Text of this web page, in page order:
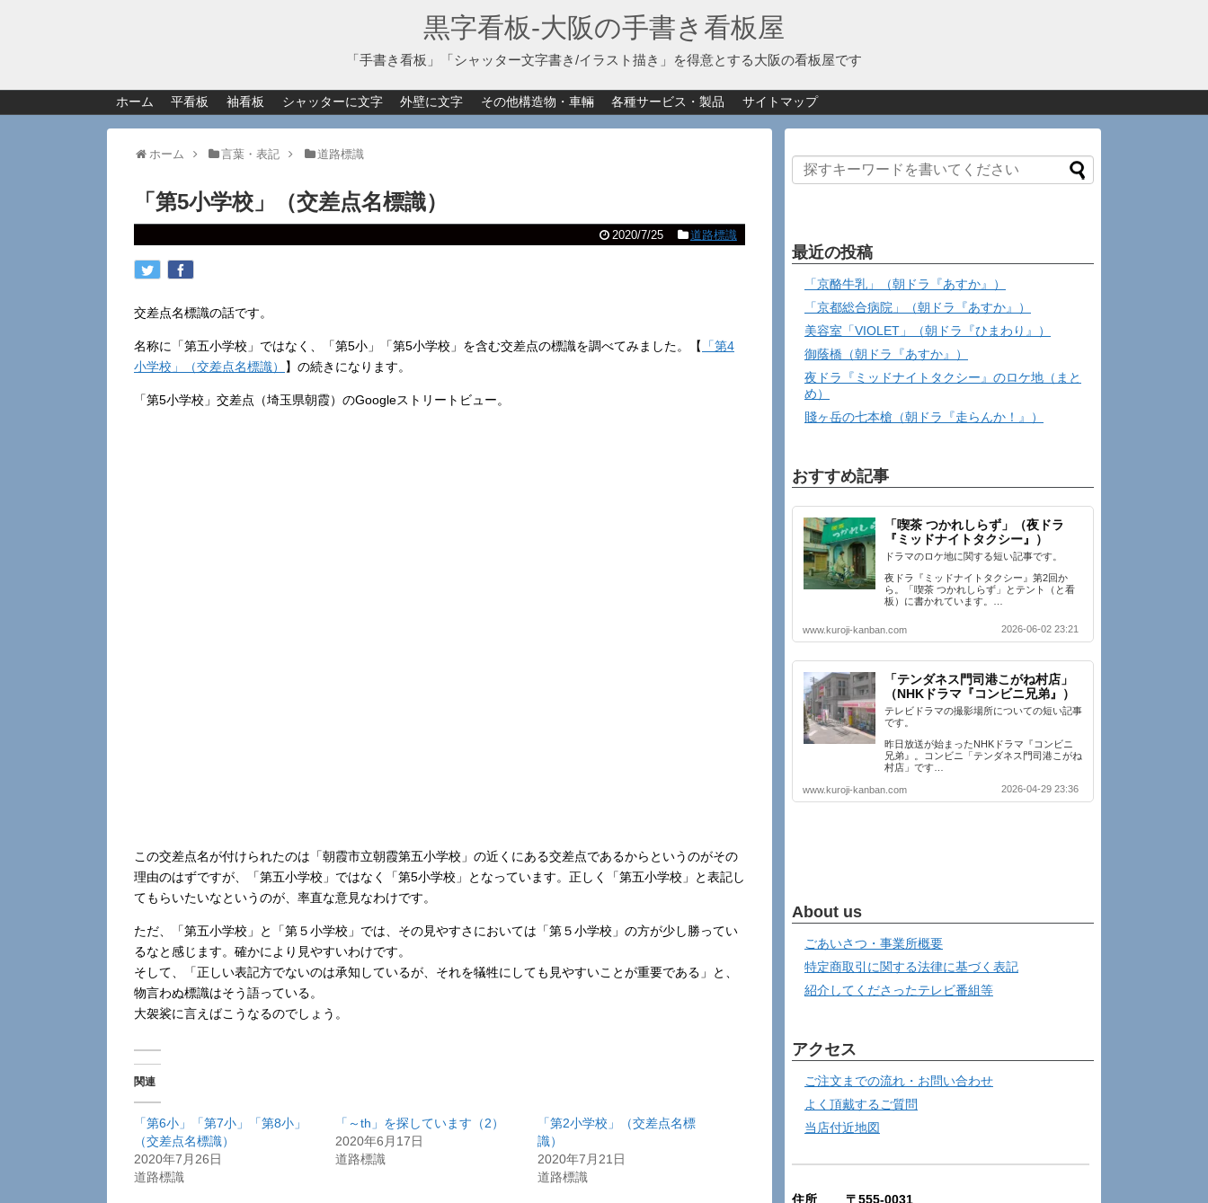
黒字看板‐大阪の手書き看板屋
「手書き看板」「シャッター文字書き/イラスト描き」を得意とする大阪の看板屋です
ホーム 平看板 袖看板 シャッターに文字 外壁に文字 その他構造物・車輛 各種サービス・製品 サイトマップ
ホーム 言葉・表記 道路標識
「第5小学校」（交差点名標識）
2020/7/25 道路標識
交差点名標識の話です。
名称に「第五小学校」ではなく、「第5小」「第5小学校」を含む交差点の標識を調べてみました。【
「第4
小学校」（交差点名標識）
】の続きになります。
「第5小学校」交差点（埼玉県朝霞）のGoogleストリートビュー。
この交差点名が付けられたのは「朝霞市立朝霞第五小学校」の近くにある交差点であるからというのがその
理由のはずですが、「第五小学校」ではなく「第5小学校」となっています。正しく「第五小学校」と表記し
てもらいたいなというのが、率直な意見なわけです。
ただ、「第五小学校」と「第５小学校」では、その見やすさにおいては「第５小学校」の方が少し勝ってい
るなと感じます。確かにより見やすいわけです。
そして、「正しい表記方でないのは承知しているが、それを犠牲にしても見やすいことが重要である」と、
物言わぬ標識はそう語っている。
大袈裟に言えばこうなるのでしょう。
関連
「第6小」「第7小」「第8小」
（交差点名標識）
2020年7月26日
道路標識
「～th」を探しています（2）
2020年6月17日
道路標識
「第2小学校」（交差点名標
識）
2020年7月21日
道路標識
最近の投稿
「京酪牛乳」（朝ドラ『あすか』）
「京都総合病院」（朝ドラ『あすか』）
美容室「VIOLET」（朝ドラ『ひまわり』）
御蔭橋（朝ドラ『あすか』）
夜ドラ『ミッドナイトタクシー』のロケ地（まと
め）
賤ヶ岳の七本槍（朝ドラ『走らんか！』）
おすすめ記事
「喫茶 つかれしらず」（夜ドラ
『ミッドナイトタクシー』）
ドラマのロケ地に関する短い記事です。
夜ドラ『ミッドナイトタクシー』第2回か
ら。「喫茶 つかれしらず」とテント（と看
板）に書かれています。…
www.kuroji-kanban.com 2026-06-02 23:21
「テンダネス門司港こがね村店」
（NHKドラマ『コンビニ兄弟』）
テレビドラマの撮影場所についての短い記事
です。
昨日放送が始まったNHKドラマ『コンビニ
兄弟』。コンビニ「テンダネス門司港こがね
村店」です…
www.kuroji-kanban.com 2026-04-29 23:36
About us
ごあいさつ・事業所概要
特定商取引に関する法律に基づく表記
紹介してくださったテレビ番組等
アクセス
ご注文までの流れ・お問い合わせ
よく頂戴するご質問
当店付近地図
住所 〒555-0031